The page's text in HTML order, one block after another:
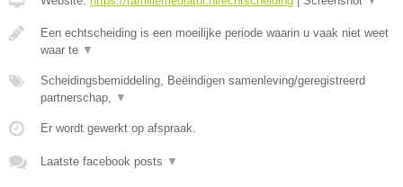
Een echtscheiding is een moeilijke periode waarin u vaak niet weet
waar te ▼
Scheidingsbemiddeling, Beëindigen samenleving/geregistreerd
partnerschap, ▼
Er wordt gewerkt op afspraak.
Laatste facebook posts ▼